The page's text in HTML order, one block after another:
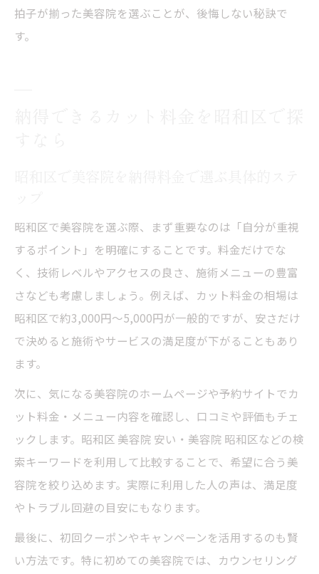
拍子が揃った美容院を選ぶことが、後悔しない秘訣で
す。
昭和区で美容院を選ぶ際、まず重要なのは「自分が重視
するポイント」を明確にすることです。料金だけでな
く、技術レベルやアクセスの良さ、施術メニューの豊富
さなども考慮しましょう。例えば、カット料金の相場は
昭和区で約3,000円〜5,000円が一般的ですが、安さだけ
で決めると施術やサービスの満足度が下がることもあり
ます。
次に、気になる美容院のホームページや予約サイトでカ
ット料金・メニュー内容を確認し、口コミや評価もチェ
ックします。昭和区 美容院 安い・美容院 昭和区などの検
索キーワードを利用して比較することで、希望に合う美
容院を絞り込めます。実際に利用した人の声は、満足度
やトラブル回避の目安にもなります。
最後に、初回クーポンやキャンペーンを活用するのも賢
い方法です。特に初めての美容院では、カウンセリング